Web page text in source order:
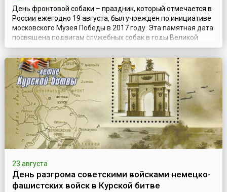
День фронтовой собаки – праздник, который отмечается в
России ежегодно 19 августа, был учрежден по инициативе
московского Музея Победы в 2017 году. Эта памятная дата
посвящена подвигам служебных собак в годы Великой
Отечественной войны, вкладу и преданности четвероногих
друзей, которые наравне с людьми проявили стойкость,
мужество и героизм, приближая День Победы над
фашизмом. Дата 19 августа ...
23 августа
День разгрома советскими войсками немецко-
фашистских войск в Курской битве